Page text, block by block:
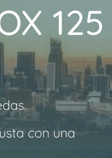
125
con una